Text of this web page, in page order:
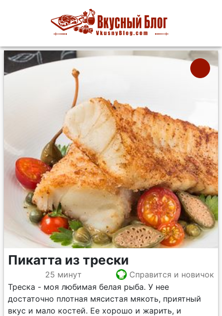
Пикатта из трески
25 минут
Справится и новичок
Треска - моя любимая белая рыба. У нее
достаточно плотная мясистая мякоть, приятный
вкус и мало костей. Ее хорошо и жарить, и